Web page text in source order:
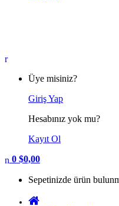
My
Üye misiniz?
Giriş Yap
Hesabınız yok mu?
Kayıt Ol
0 $0,00
Sepetinizde ürün